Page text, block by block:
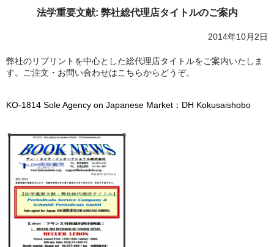
法学重要文献: 弊社総代理店タイトルのご案内
2014年10月2日
弊社のリプリントを中心とした総代理店タイトルをご案内いたしま
す。ご注文・お問い合わせはこちらからどうぞ。
KO-1814 Sole Agency on Japanese Market：DH Kokusaishobo